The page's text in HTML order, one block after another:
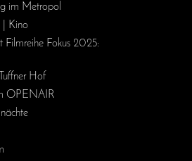
im Metropol
| Kino
Filmreihe Fokus 2025:
Hof
OPENAIR